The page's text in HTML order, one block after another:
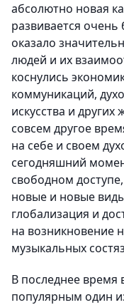
абсолютно новая
развивается
оказало
людей и их
коснулись
коммуникаций,
искусства и
совсем другое
на себе и своем
сегодняшний
свободном
новые и новые
глобализация и
на возникновение
музыкальных
В последнее время
популярным один